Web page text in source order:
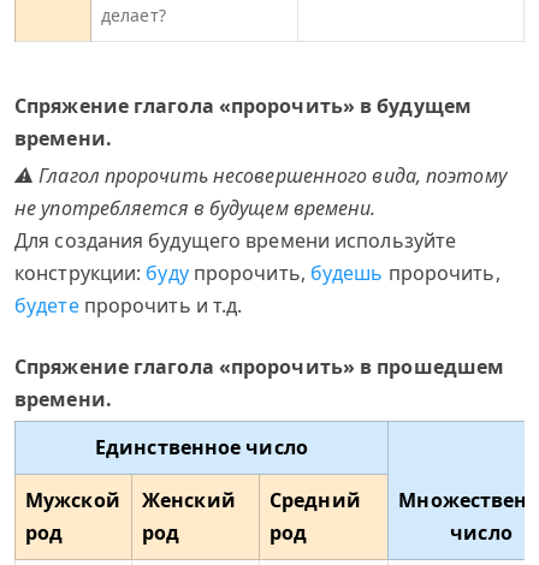
делает?
Спряжение глагола «пророчить» в будущем
времени.
⚠ Глагол пророчить несовершенного вида, поэтому
не употребляется в будущем времени.
Для создания будущего времени используйте
конструкции: будупророчить, будешь пророчить,
будетепророчить и т.д.
Спряжение глагола «пророчить» в прошедшем
времени.
Единственное число
число
Мужской
род
Женский
род
Средний
род